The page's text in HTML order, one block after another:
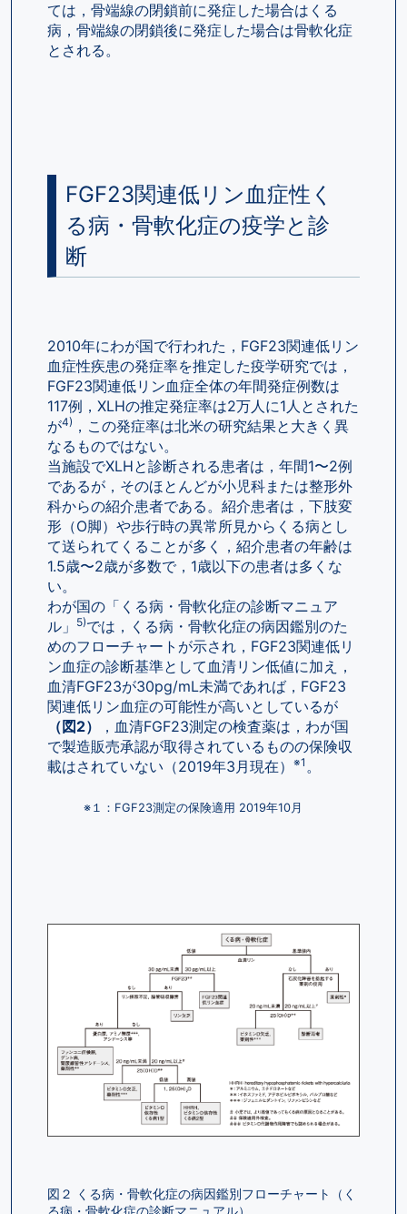
ては，骨端線の閉鎖前に発症した場合はくる
病，骨端線の閉鎖後に発症した場合は骨軟化症
とされる。
FGF23関連低リン血症性く
る病・骨軟化症の疫学と診
断
2010年にわが国で行われた，FGF23関連低リン
血症性疾患の発症率を推定した疫学研究では，
FGF23関連低リン血症全体の年間発症例数は
117例，XLHの推定発症率は2万人に1人とされた
が4) ，この発症率は北米の研究結果と大きく異
なるものではない。
当施設でXLHと診断される患者は，年間1〜2例
であるが，そのほとんどが小児科または整形外
科からの紹介患者である。紹介患者は，下肢変
形（O脚）や歩行時の異常所見からくる病とし
て送られてくることが多く，紹介患者の年齢は
1.5歳〜2歳が多数で，1歳以下の患者は多くな
い。
わが国の「くる病・骨軟化症の診断マニュア
ル」
5)では，くる病・骨軟化症の病因鑑別のた
めのフローチャートが示され，FGF23関連低リ
ン血症の診断基準として血清リン低値に加え，
血清FGF23が30pg/mL未満であれば，FGF23
関連低リン血症の可能性が高いとしているが
（図2）
，血清FGF23測定の検査薬は，わが国
で製造販売承認が取得されているものの保険収
載はされていない（2019年3月現在）
※1 。
※１：FGF23測定の保険適用 2019年10月
図２ くる病・骨軟化症の病因鑑別フローチャート（く